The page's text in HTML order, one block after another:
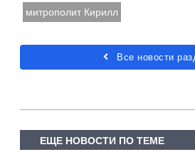
митрополит Кирилл
Все новости
ЕЩЕ НОВОСТИ ПО ТЕМЕ